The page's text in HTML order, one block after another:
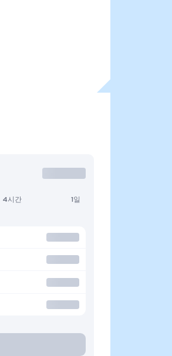
4시간 1일